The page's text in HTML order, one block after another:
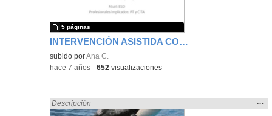
INTERVENCIÓN ASISTIDA CON ANIMALES
subido porAna C.
5 páginas
-hace 7 años -652 visualizaciones
Encontrado «ANIMALES» en:
Descripción
la
…